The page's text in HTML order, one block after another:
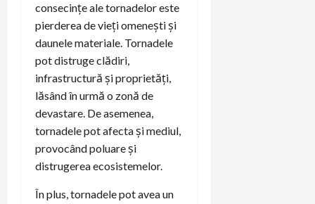
consecințe ale tornadelor este
pierderea de vieți omenești și
daunele materiale. Tornadele
pot distruge clădiri,
infrastructură și proprietăți,
lăsând în urmă o zonă de
devastare. De asemenea,
tornadele pot afecta și mediul,
provocând poluare și
distrugerea ecosistemelor.
În plus, tornadele pot avea un